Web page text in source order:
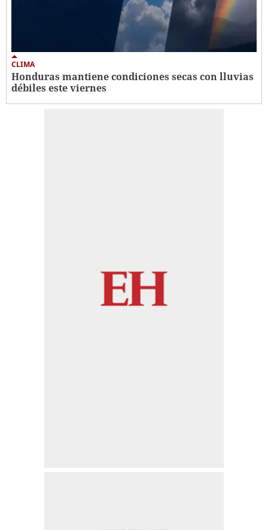
CLIMA
Honduras mantiene condiciones secas con lluvias
débiles este viernes